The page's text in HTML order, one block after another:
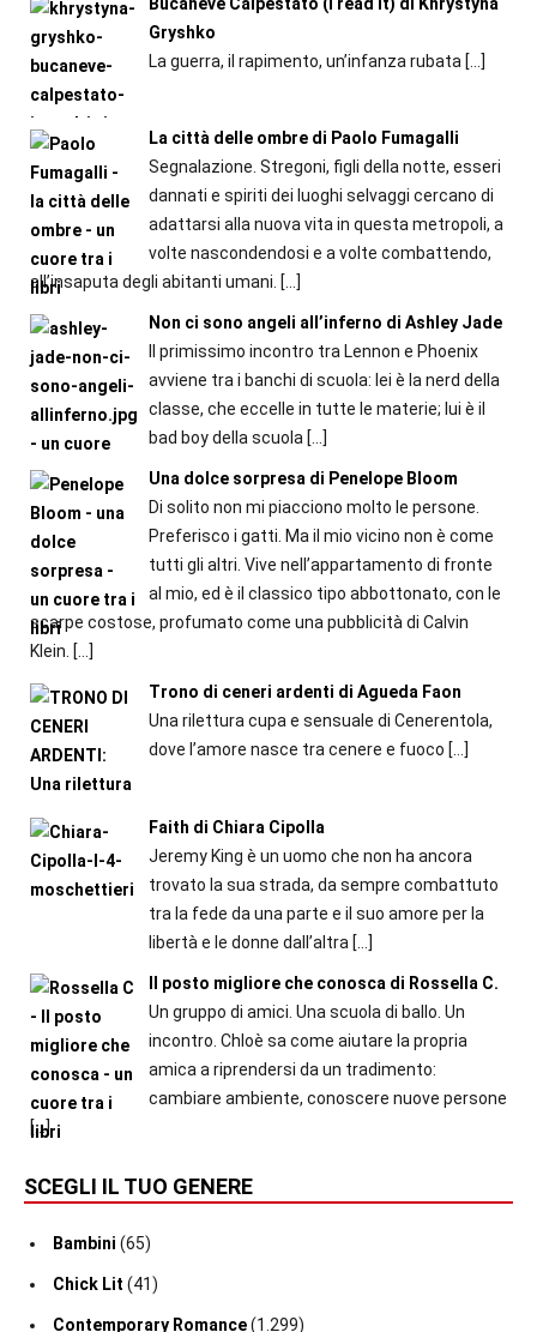
Gryshko
La guerra, il rapimento, un’infanza rubata […]
La città delle ombre di Paolo Fumagalli
Segnalazione. Stregoni, figli della notte, esseri
dannati e spiriti dei luoghi selvaggi cercano di
adattarsi alla nuova vita in questa metropoli, a
volte nascondendosi e a volte combattendo,
all’insaputa degli abitanti umani. […]
Non ci sono angeli all’inferno di Ashley Jade
Il primissimo incontro tra Lennon e Phoenix
avviene tra i banchi di scuola: lei è la nerd della
classe, che eccelle in tutte le materie; lui è il
bad boy della scuola[…]
Una dolce sorpresa di Penelope Bloom
Di solito non mi piacciono molto le persone.
Preferisco i gatti. Ma il mio vicino non è come
tutti gli altri. Vive nell’appartamento di fronte
al mio, ed è il classico tipo abbottonato, con le
scarpe co­stose, profumato come una pubblicità di Calvin
Klein. […]
Trono di ceneri ardenti di Agueda Faon
Una rilettura cupa e sensuale di Cenerentola,
dove l’amore nasce tra cenere e fuoco […]
Faith di Chiara Cipolla
Jeremy King è un uomo che non ha ancora
trovato la sua strada, da sempre combattuto
tra la fede da una parte e il suo amore per la
libertà e le donne dall’altra […]
Il posto migliore che conosca di Rossella C.
Un gruppo di amici. Una scuola di ballo. Un
incontro. Chloè sa come aiutare la propria
amica a riprendersi da un tradimento:
cambiare ambiente, conoscere nuove persone
[…]
SCEGLI IL TUO GENERE
Bambini (65)
Chick Lit (41)
Contemporary Romance(1.299)